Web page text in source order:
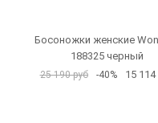
Босоножки женские
188325 черный
25 190 руб -40% 15 114